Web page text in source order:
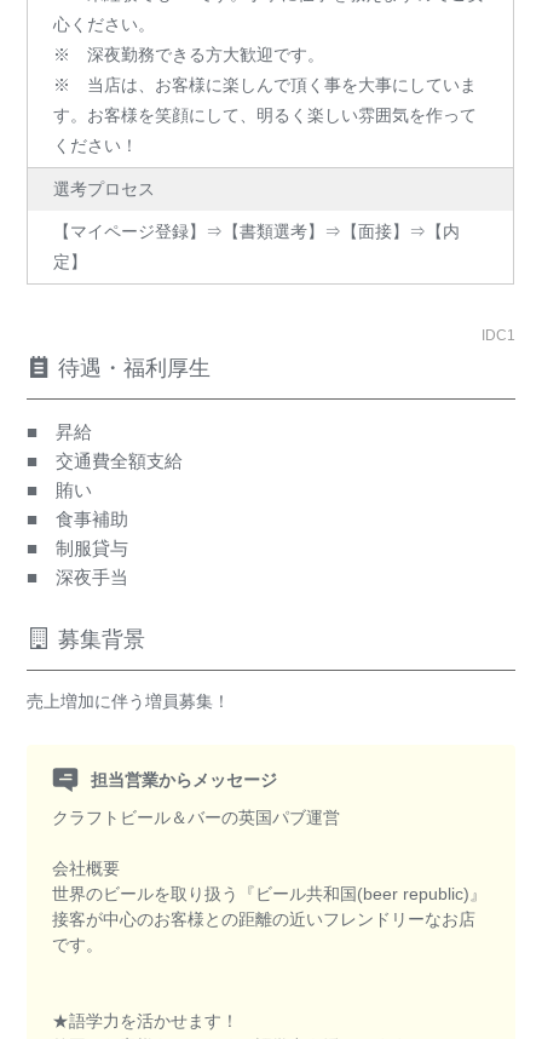
心ください。
※ 深夜勤務できる方大歓迎です。
※ 当店は、お客様に楽しんで頂く事を大事にしていま
す。お客様を笑顔にして、明るく楽しい雰囲気を作って
ください！
選考プロセス
【マイページ登録】⇒【書類選考】⇒【面接】⇒【内
定】
IDC1
待遇・福利厚生
■ 昇給
■ 交通費全額支給
■ 賄い
■ 食事補助
■ 制服貸与
■ 深夜手当
募集背景
売上増加に伴う増員募集！
担当営業からメッセージ
クラフトビール＆バーの英国パブ運営
会社概要
世界のビールを取り扱う『ビール共和国(beer republic)』
接客が中心のお客様との距離の近いフレンドリーなお店
です。
★語学力を活かせます！